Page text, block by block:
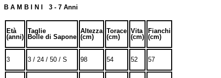
B A M B I N I 3 - 7 Anni
Età
(anni)
Taglie
Bolle di Sapone
Altezza
(cm)
Torace
(cm)
Vita
(cm)
Fianchi
(cm)
3 3 / 24 / 50 / S 98 54 52 57